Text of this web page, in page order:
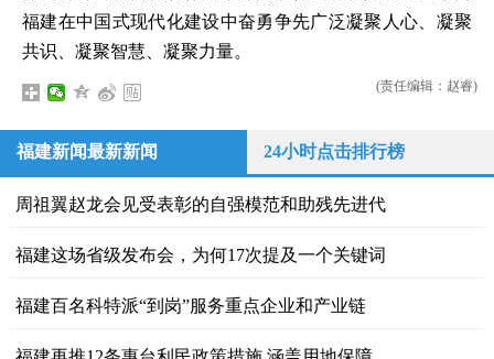
福建在中国式现代化建设中奋勇争先广泛凝聚人心、凝聚
共识、凝聚智慧、凝聚力量。
(责任编辑：赵睿)
福建新闻最新新闻 24小时点击排行榜
周祖翼赵龙会见受表彰的自强模范和助残先进代
福建这场省级发布会，为何17次提及一个关键词
福建百名科特派“到岗”服务重点企业和产业链